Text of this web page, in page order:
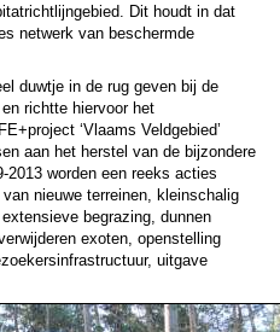
Dit houdt in dat
netwerk van beschermde
duwtje in de rug geven bij de
richtte hiervoor het
‘Vlaams Veldgebied’
aan het herstel van de bijzondere
2013 worden een reeks acties
nieuwe terreinen, kleinschalig
begrazing, dunnen
exoten, openstelling
uitgave